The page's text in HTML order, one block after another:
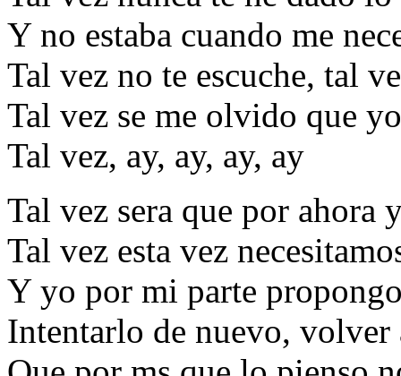
Y no estaba cuando me
Tal vez no te escuche, tal
Tal vez se me olvido que
Tal vez, ay, ay, ay, ay
Tal vez sera que por ahora
Tal vez esta vez
Y yo por mi parte
Intentarlo de nuevo, volver